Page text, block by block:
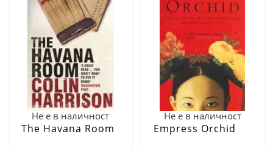
Не е в наличност
The Havana Room
Не е в наличност
Empress Orchid